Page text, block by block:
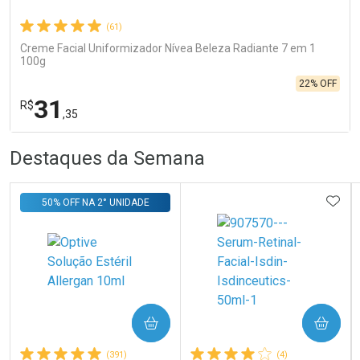
(61)
Creme Facial Uniformizador Nívea Beleza Radiante 7 em 1
100g
R$31 ,35
22% OFF
Laboratório
Por Menos
Destaques da Semana
(391)
50% OFF NA 2° UNIDADE
COMPRAR
(4)
COMPRAR